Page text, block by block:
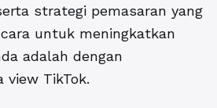
strategi pemasaran yang
untuk meningkatkan
adalah dengan
view TikTok.